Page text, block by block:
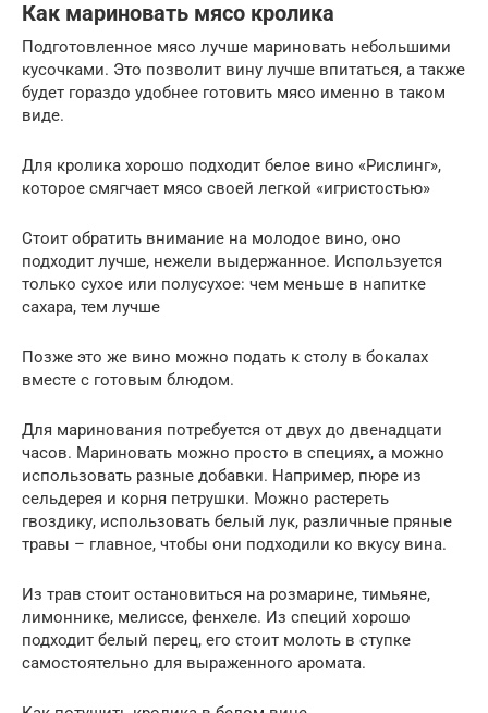
Как мариновать мясо кролика
Подготовленное мясо лучше мариновать небольшими
кусочками. Это позволит вину лучше впитаться, а также
будет гораздо удобнее готовить мясо именно в таком
виде.
Для кролика хорошо подходит белое вино «Рислинг»,
которое смягчает мясо своей легкой «игристостью»
Стоит обратить внимание на молодое вино, оно
подходит лучше, нежели выдержанное. Используется
только сухое или полусухое: чем меньше в напитке
сахара, тем лучше
Позже это же вино можно подать к столу в бокалах
вместе с готовым блюдом.
Для маринования потребуется от двух до двенадцати
часов. Мариновать можно просто в специях, а можно
использовать разные добавки. Например, пюре из
сельдерея и корня петрушки. Можно растереть
гвоздику, использовать белый лук, различные пряные
травы – главное, чтобы они подходили ко вкусу вина.
Из трав стоит остановиться на розмарине, тимьяне,
лимоннике, мелиссе, фенхеле. Из специй хорошо
подходит белый перец, его стоит молоть в ступке
самостоятельно для выраженного аромата.